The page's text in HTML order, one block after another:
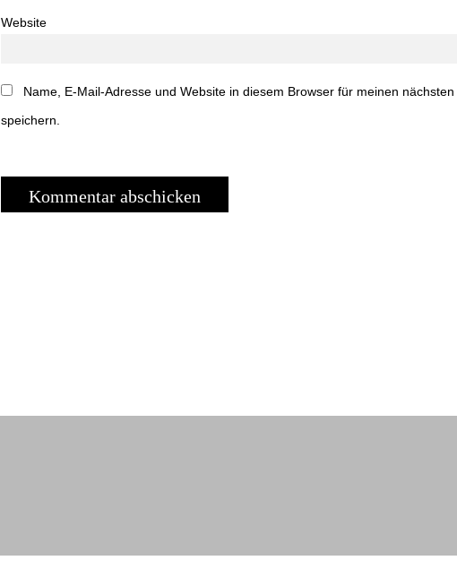
Website
Name, E-Mail-Adresse und Website in diesem Browser für meinen
speichern.